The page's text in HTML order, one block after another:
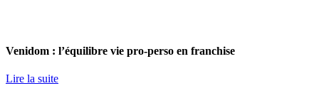
Venidom : l’équilibre vie pro-perso en franchise
Lire la suite